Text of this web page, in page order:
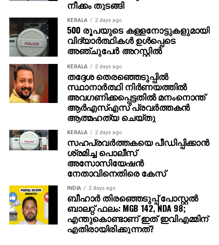
സൃഷ്ടിച്ചുകൊണ്ടിരിക്കുകയാണ്.
നീക്കം തുടങ്ങി
KERALA 2 days ago
500 രൂപയുടെ കള്ളനോട്ടുകളുമായി
വിദ്യാര്‍ത്ഥികള്‍ ഉള്‍പ്പെടെ
അഞ്ചുപേര്‍ അറസ്റ്റില്‍
KERALA 2 days ago
തദ്ദേശ തെരഞ്ഞെടുപ്പില്‍
സ്ഥാനാര്‍ത്ഥി നിര്‍ണയത്തില്‍
അവഗണിക്കപ്പെട്ടതില്‍ മനംനൊന്ത്
ആര്‍എസ്എസ് പ്രവര്‍ത്തകന്‍
ആത്മഹത്യ ചെയ്തു
KERALA 2 days ago
സഹപ്രവര്‍ത്തകയെ പീഡിപ്പിക്കാന്‍
ശ്രമിച്ച പൊലീസ്
അസോസിയേഷന്‍
നേതാവിനെതിരെ കേസ്
INDIA 2 days ago
ബീഹാർ തിരഞ്ഞെടുപ്പ് പോസ്റ്റൽ
ബാലറ്റ് ഫലം: MGB 142, NDA 98;
എന്തുകൊണ്ടാണ് ഇത് ഇവിഎമ്മിന്
എതിരായിരിക്കുന്നത്?